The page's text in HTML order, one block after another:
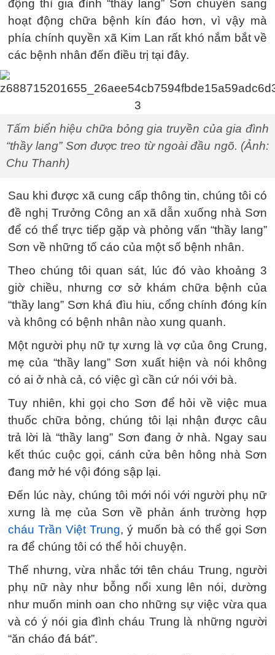
động thì gia đình “thầy lang” Sơn chuyển sang
hoạt động chữa bệnh kín đáo hơn, vì vậy mà
phía chính quyền xã Kim Lan rất khó nắm bắt về
các bệnh nhân đến điều trị tại đây.
Tấm biển hiệu chữa bỏng gia truyền của gia đình
“thầy lang” Sơn được treo từ ngoài đầu ngõ. (Ảnh:
Chu Thanh)
Sau khi được xã cung cấp thông tin, chúng tôi có
đề nghị Trưởng Công an xã dẫn xuống nhà Sơn
để có thể trực tiếp gặp và phỏng vấn “thầy lang”
Sơn về những tố cáo của một số bệnh nhân.
Theo chúng tôi quan sát, lúc đó vào khoảng 3
giờ chiều, nhưng cơ sở khám chữa bệnh của
“thầy lang” Sơn khá đìu hiu, cổng chính đóng kín
và không có bệnh nhân nào xung quanh.
Một người phụ nữ tự xưng là vợ của ông Crung,
mẹ của “thầy lang” Sơn xuất hiện và nói không
có ai ở nhà cả, có việc gì cần cứ nói với bà.
Tuy nhiên, khi gọi cho Sơn để hỏi về việc mua
thuốc chữa bỏng, chúng tôi lại nhận được câu
trả lời là “thầy lang” Sơn đang ở nhà. Ngay sau
kết thúc cuộc gọi, cánh cửa bên hông nhà Sơn
đang mở hé vội đóng sập lại.
Đến lúc này, chúng tôi mới nói với người phụ nữ
xưng là mẹ của Sơn về phản ánh trường hợp
cháu Trần Việt Trung, ý muốn bà có thể gọi Sơn
ra để chúng tôi có thể hỏi chuyện.
Thế nhưng, vừa nhắc tới tên cháu Trung, người
phụ nữ này như bỗng nổi xung lên nói, dường
như muốn minh oan cho những sự việc vừa qua
và có ý nói gia đình cháu Trung là những người
“ăn cháo đá bát”.